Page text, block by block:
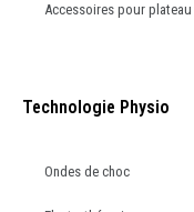
Accessoires pour
Technologie Physio
Ondes de choc